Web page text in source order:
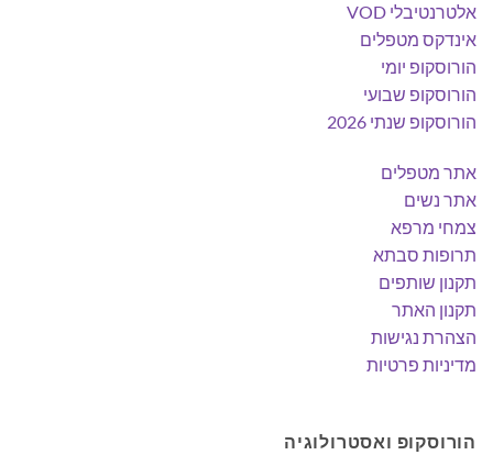
אלטרנטיבלי VOD
אינדקס מטפלים
הורוסקופ יומי
הורוסקופ שבועי
הורוסקופ שנתי 2026
אתר מטפלים
אתר נשים
צמחי מרפא
תרופות סבתא
תקנון שותפים
תקנון האתר
הצהרת נגישות
מדיניות פרטיות
הורוסקופ ואסטרולוגיה